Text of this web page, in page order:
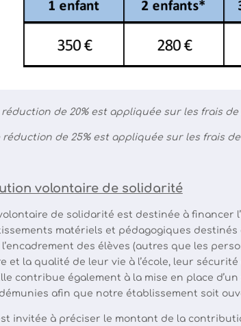
réduction de 20% est appliquée sur les frais
réduction de 25% est appliquée sur les frais
volontaire de solidarité
de solidarité est destinée à financer
matériels et pédagogiques destinés
des élèves (autres que les
et la qualité de leur vie à l’école, leur
contribue également à la mise en place
afin que notre établissement soit
invitée à préciser le montant de la